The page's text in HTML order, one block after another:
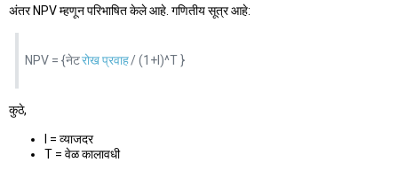
अंतर NPV म्हणून परिभाषित केले आहे. गणितीय सूत्र आहे:
NPV = {नेटरोख प्रवाह / (1+I)^T }
कुठे,
I = व्याजदर
T = वेळ कालावधी